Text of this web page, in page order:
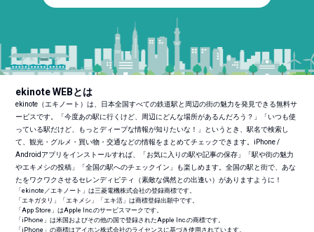
ekinote WEBとは
ekinote（エキノート）は、日本全国すべての鉄道駅と周辺の街の魅力を発見できる無料サ
ービスです。「今度あの駅に行くけど、周辺にどんな場所があるんだろう？」「いつも使
っている駅だけど、もっとディープな情報が知りたいな！」というとき、駅名で検索し
て、観光・グルメ・買い物・交通などの情報をまとめてチェックできます。iPhone /
Androidアプリをインストールすれば、「お気に入りの駅や記事の保存」「駅や街の魅力
やエキメシの投稿」「全国の駅へのチェックイン」も楽しめます。全国の駅と街で、あな
たをワクワクさせるセレンディピティ（素敵な偶然との出逢い）がありますように！
「ekinote／エキノート」は三菱電機株式会社の登録商標です。
「エキガタリ」「エキメシ」「エキ活」は商標登録出願中です。
「App Store」はApple Inc.のサービスマークです。
「iPhone」は米国およびその他の国で登録されたApple Inc.の商標です。
「iPhone」の商標はアイホン株式会社のライセンスに基づき使用されています。